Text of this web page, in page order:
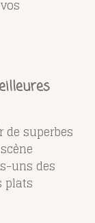
de superbes
uns des
plats